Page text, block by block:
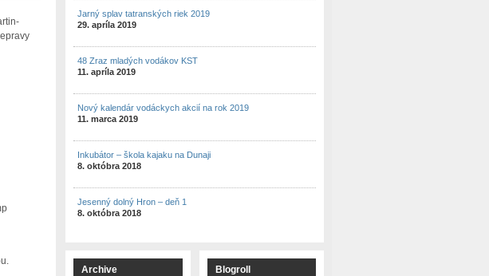
Jarný splav tatranských riek 2019
29. apríla 2019
48 Zraz mladých vodákov KST
11. apríla 2019
Nový kalendár vodáckych akcií na rok 2019
11. marca 2019
Inkubátor – škola kajaku na Dunaji
8. októbra 2018
Jesenný dolný Hron – deň 1
8. októbra 2018
Archive Blogroll